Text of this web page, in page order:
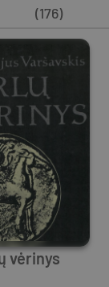
(176)
vėrinys